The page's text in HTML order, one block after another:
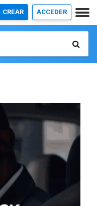
CREAR ACCEDER